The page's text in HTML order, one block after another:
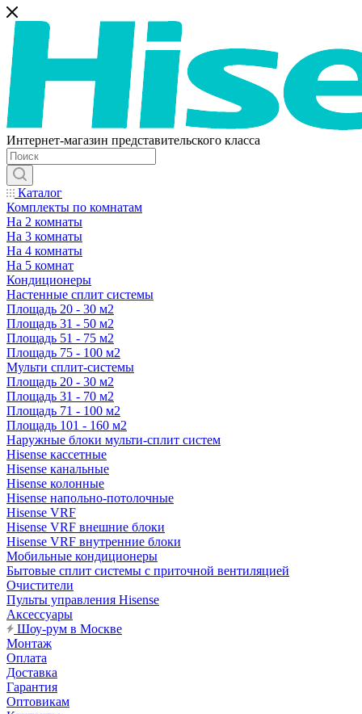
Интернет-магазин представительского класса
Каталог
Комплекты по комнатам
На 2 комнаты
На 3 комнаты
На 4 комнаты
На 5 комнат
Кондиционеры
Настенные сплит системы
Площадь 20 - 30 м2
Площадь 31 - 50 м2
Площадь 51 - 75 м2
Площадь 75 - 100 м2
Мульти сплит-системы
Площадь 20 - 30 м2
Площадь 31 - 70 м2
Площадь 71 - 100 м2
Площадь 101 - 160 м2
Наружные блоки мульти-сплит систем
Hisense кассетные
Hisense канальные
Hisense колонные
Hisense напольно-потолочные
Hisense VRF
Hisense VRF внешние блоки
Hisense VRF внутренние блоки
Мобильные кондиционеры
Бытовые сплит системы с приточной вентиляцией
Очистители
Пульты управления Hisense
Аксессуары
Шоу-рум в Москве
Монтаж
Оплата
Доставка
Гарантия
Оптовикам